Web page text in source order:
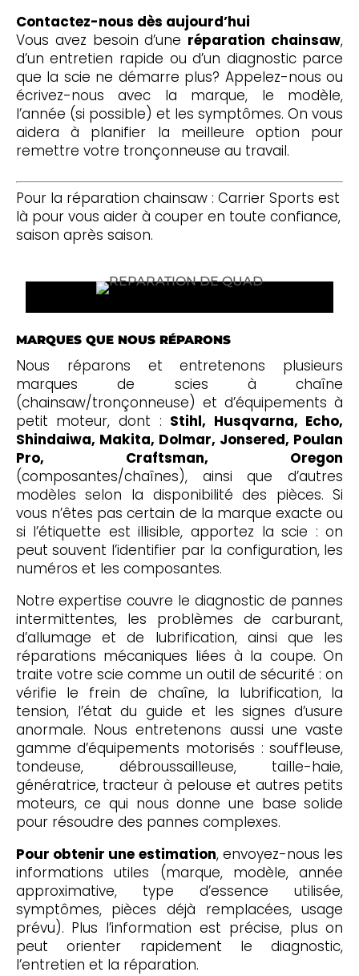
Contactez-nous dès aujourd’hui
Vous avez besoin d’une réparation chainsaw,
d’un entretien rapide ou d’un diagnostic parce
que la scie ne démarre plus? Appelez-nous ou
écrivez-nous avec la marque, le modèle,
l’année (si possible) et les symptômes. On vous
aidera à planifier la meilleure option pour
remettre votre tronçonneuse au travail.
Pour la réparation chainsaw : Carrier Sports est
là pour vous aider à couper en toute confiance,
saison après saison.
MARQUES QUE NOUS RÉPARONS
Nous réparons et entretenons plusieurs
marques de scies à chaîne
(chainsaw/tronçonneuse) et d’équipements à
petit moteur, dont : Stihl, Husqvarna, Echo,
Shindaiwa, Makita, Dolmar, Jonsered, Poulan
Pro, Craftsman, Oregon
(composantes/chaînes), ainsi que d’autres
modèles selon la disponibilité des pièces. Si
vous n’êtes pas certain de la marque exacte ou
si l’étiquette est illisible, apportez la scie : on
peut souvent l’identifier par la configuration, les
numéros et les composantes.
Notre expertise couvre le diagnostic de pannes
intermittentes, les problèmes de carburant,
d’allumage et de lubrification, ainsi que les
réparations mécaniques liées à la coupe. On
traite votre scie comme un outil de sécurité : on
vérifie le frein de chaîne, la lubrification, la
tension, l’état du guide et les signes d’usure
anormale. Nous entretenons aussi une vaste
gamme d’équipements motorisés : souffleuse,
tondeuse, débroussailleuse, taille-haie,
génératrice, tracteur à pelouse et autres petits
moteurs, ce qui nous donne une base solide
pour résoudre des pannes complexes.
Pour obtenir une estimation, envoyez-nous les
informations utiles (marque, modèle, année
approximative, type d’essence utilisée,
symptômes, pièces déjà remplacées, usage
prévu). Plus l’information est précise, plus on
peut orienter rapidement le diagnostic,
l’entretien et la réparation.